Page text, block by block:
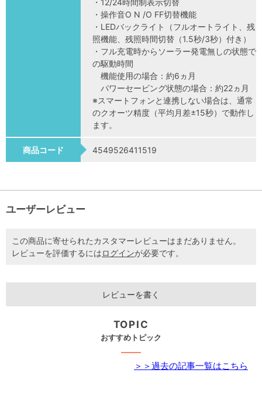
・操作音O N /O FF切替機能
・LEDバックライト（フルオートライト、残
照機能、残照時間切替（1.5秒/3秒）付き）
・フル充電時からソーラー発電無しの状態で
の駆動時間
機能使用の場合：約6ヵ月
パワーセービング状態の場合：約22ヵ月
※スマートフォンと連携しない場合は、通常
のクオーツ精度（平均月差±15秒）で動作し
ます。
商品コード 4549526411519
ユーザーレビュー
この商品に寄せられたカスタマーレビューはまだありません。
レビューを評価するにはログインが必要です。
レビューを書く
TOPIC
おすすめトピック
＞＞過去の記事一覧はこちら